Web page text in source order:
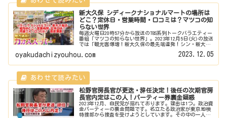
新大久保 シディークナショナルマートの場所は
どこ？定休日・営業時間・口コミは？マツコの知
らない世界
毎週火曜日20時57分から放送のTBS系列トークバラエティー
番組「マツコの知らない世界」。2023年12月5日(火)の放送
では「観光客爆増！新大久保の最先端連発！シン・新大久
れました。その...
oyakudachizyouhou.com 2023.12.05
松野官房長官が更迭・辞任決定！後任の次期官房
長官内定はこの人！パーティー券裏金疑惑
2023年12月、自民党が揺れております。理由は1つ。政治資
金パーティーの裏金問題です。名立たる政治家が東京地検
特捜部から捜査を受けようとしています。その中の一人が